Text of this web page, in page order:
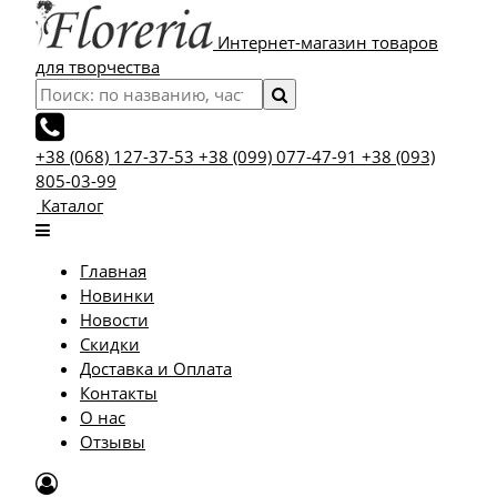
Интернет-магазин товаров
для творчества
+38 (068) 127-37-53 +38 (099) 077-47-91 +38 (093)
805-03-99
Каталог
Главная
Новинки
Новости
Скидки
Доставка и Оплата
Контакты
О нас
Отзывы